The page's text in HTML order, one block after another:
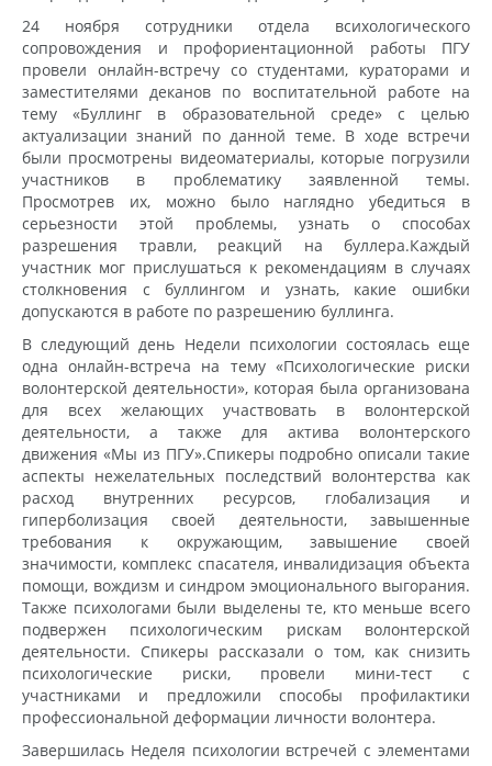
24 ноября сотрудники отдела всихологического
сопровождения и профориентационной работы ПГУ
провели онлайн-встречу со студентами, кураторами и
заместителями деканов по воспитательной работе на
тему «Буллинг в образовательной среде» с целью
актуализации знаний по данной теме. В ходе встречи
были просмотрены видеоматериалы, которые погрузили
участников в проблематику заявленной темы.
Просмотрев их, можно было наглядно убедиться в
серьезности этой проблемы, узнать о способах
разрешения травли, реакций на буллера.Каждый
участник мог прислушаться к рекомендациям в случаях
столкновения с буллингом и узнать, какие ошибки
допускаются в работе по разрешению буллинга.
В следующий день Недели психологии состоялась еще
одна онлайн-встреча на тему «Психологические риски
волонтерской деятельности», которая была организована
для всех желающих участвовать в волонтерской
деятельности, а также для актива волонтерского
движения «Мы из ПГУ».Спикеры подробно описали такие
аспекты нежелательных последствий волонтерства как
расход внутренних ресурсов, глобализация и
гиперболизация своей деятельности, завышенные
требования к окружающим, завышение своей
значимости, комплекс спасателя, инвалидизация объекта
помощи, вождизм и синдром эмоционального выгорания.
Также психологами были выделены те, кто меньше всего
подвержен психологическим рискам волонтерской
деятельности. Спикеры рассказали о том, как снизить
психологические риски, провели мини-тест с
участниками и предложили способы профилактики
профессиональной деформации личности волонтера.
Завершилась Неделя психологии встречей с элементами